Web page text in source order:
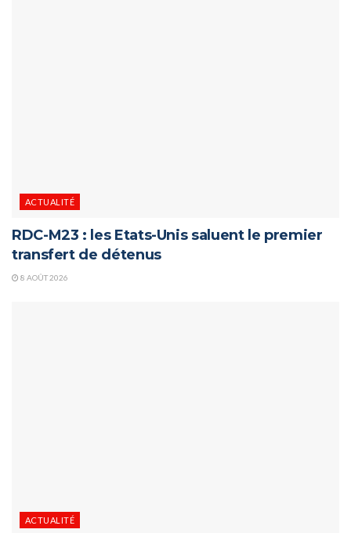
ACTUALITÉ
RDC-M23 : les Etats-Unis saluent le premier
transfert de détenus
8 AOÛT 2026
ACTUALITÉ